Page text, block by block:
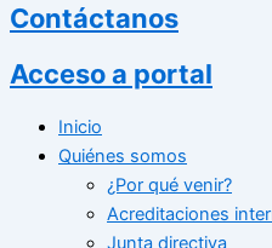
Contáctanos
Acceso a portal
Inicio
Quiénes somos
¿Por qué venir?
Acreditaciones
Junta directiva